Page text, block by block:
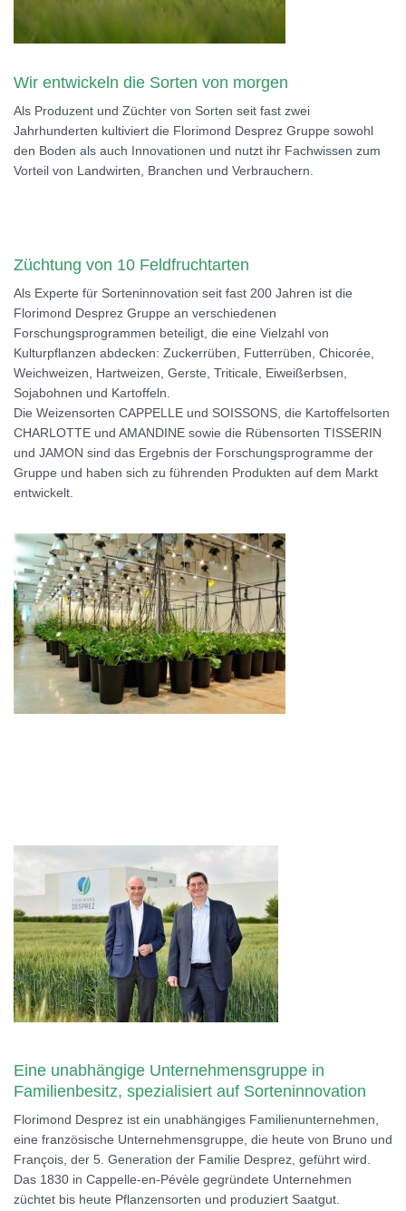
Wir entwickeln die Sorten von morgen
Als Produzent und Züchter von Sorten seit fast zwei
Jahrhunderten kultiviert die Florimond Desprez Gruppe sowohl
den Boden als auch Innovationen und nutzt ihr Fachwissen zum
Vorteil von Landwirten, Branchen und Verbrauchern.
Züchtung von 10 Feldfruchtarten
Als Experte für Sorteninnovation seit fast 200 Jahren ist die
Florimond Desprez Gruppe an verschiedenen
Forschungsprogrammen beteiligt, die eine Vielzahl von
Kulturpflanzen abdecken: Zuckerrüben, Futterrüben, Chicorée,
Weichweizen, Hartweizen, Gerste, Triticale, Eiweißerbsen,
Sojabohnen und Kartoffeln.
Die Weizensorten CAPPELLE und SOISSONS, die Kartoffelsorten
CHARLOTTE und AMANDINE sowie die Rübensorten TISSERIN
und JAMON sind das Ergebnis der Forschungsprogramme der
Gruppe und haben sich zu führenden Produkten auf dem Markt
entwickelt.
Eine unabhängige Unternehmensgruppe in
Familienbesitz, spezialisiert auf Sorteninnovation
Florimond Desprez ist ein unabhängiges Familienunternehmen,
eine französische Unternehmensgruppe, die heute von Bruno und
François, der 5. Generation der Familie Desprez, geführt wird.
Das 1830 in Cappelle-en-Pévèle gegründete Unternehmen
züchtet bis heute Pflanzensorten und produziert Saatgut.